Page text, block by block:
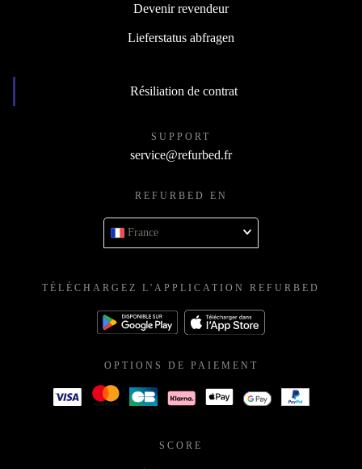
Devenir revendeur
Lieferstatus abfragen
Résiliation de contrat
SUPPORT
service@refurbed.fr
REFURBED EN
France
TÉLÉCHARGEZ L'APPLICATION REFURBED
OPTIONS DE PAIEMENT
SCORE